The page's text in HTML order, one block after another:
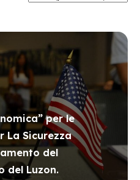
per le
La Sicurezza
del
del Luzon.